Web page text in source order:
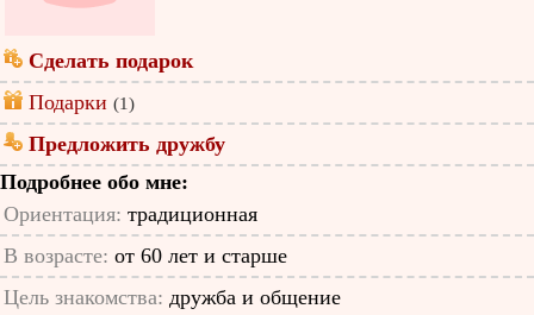
Сделать подарок
Подарки (1)
Предложить дружбу
Подробнее обо мне:
Ориентация: традиционная
В возрасте: от 60 лет и старше
Цель знакомства: дружба и общение